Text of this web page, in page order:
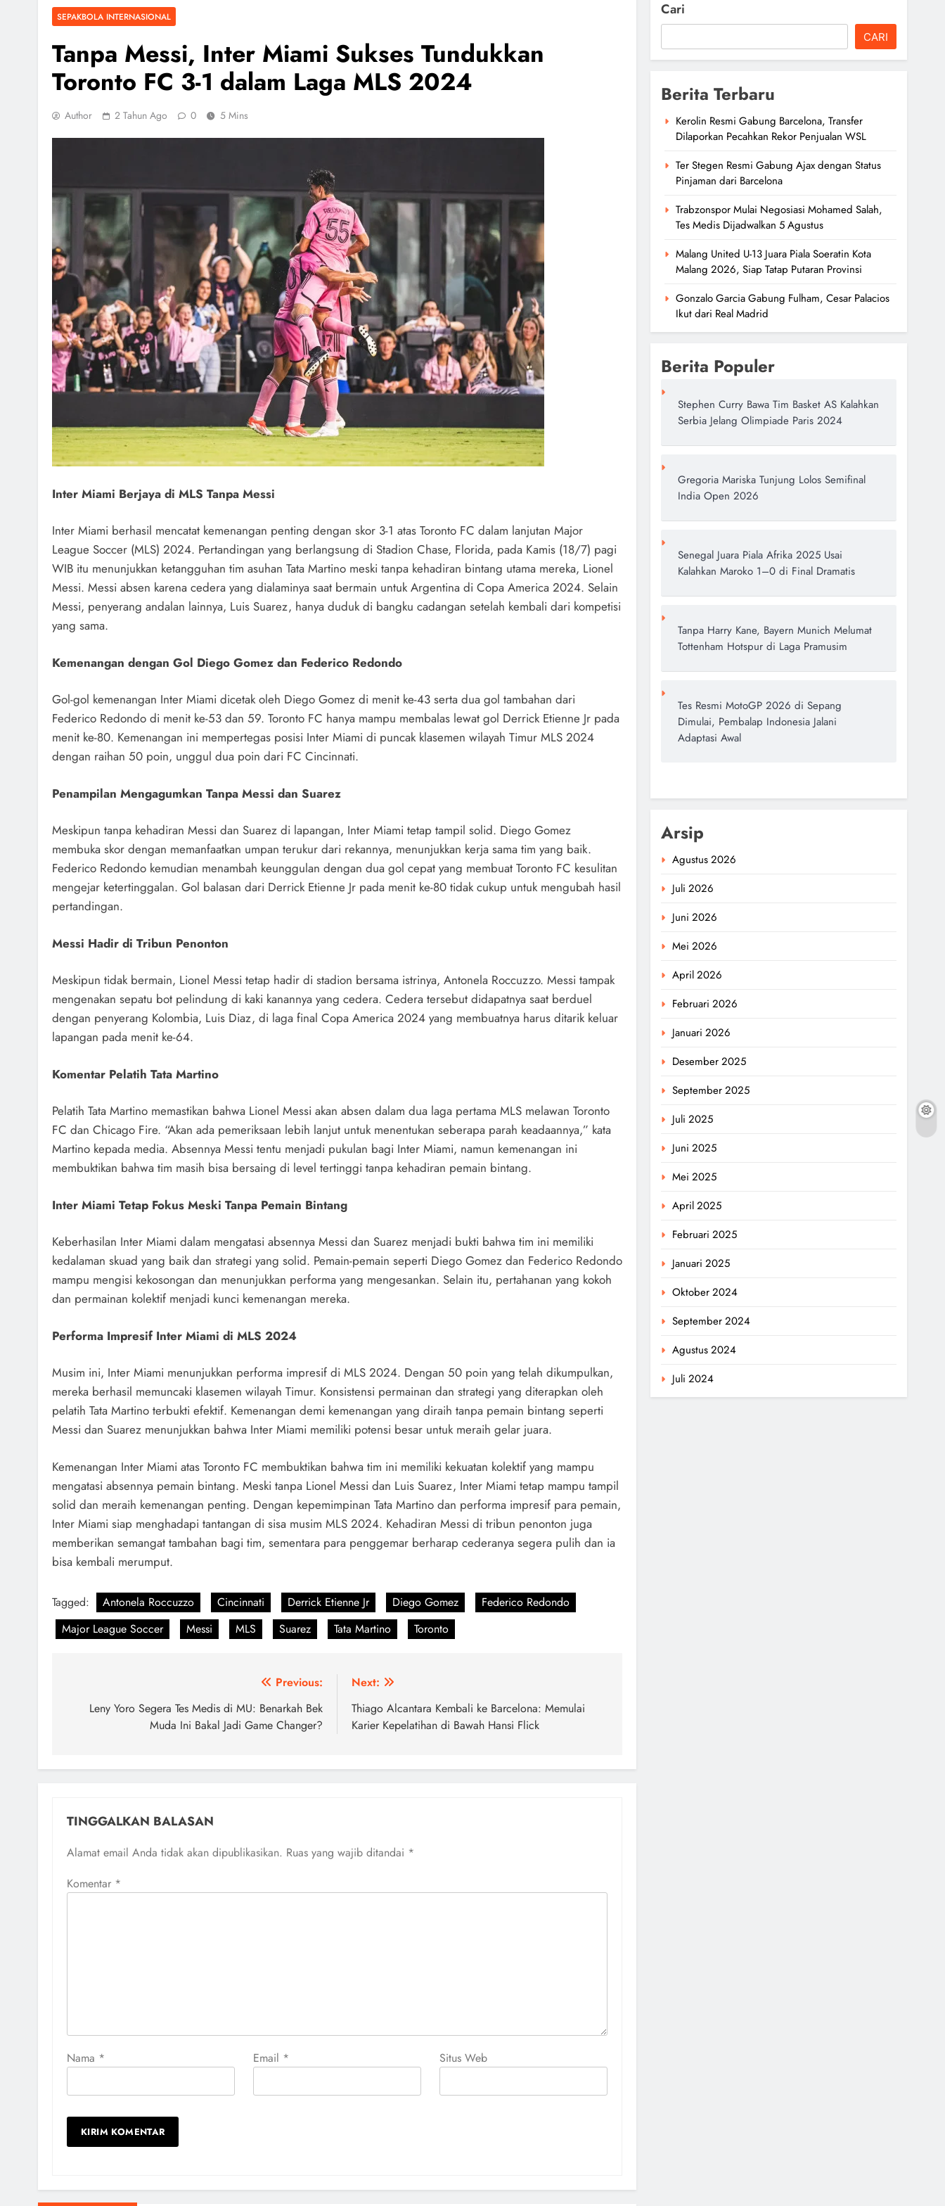
SEPAKBOLA INTERNASIONAL
Tanpa Messi, Inter Miami Sukses Tundukkan
Toronto FC 3-1 dalam Laga MLS 2024
Author 2 Tahun Ago 0 5 Mins
Inter Miami Berjaya di MLS Tanpa Messi
Inter Miami berhasil mencatat kemenangan penting dengan skor 3-1 atas Toronto FC dalam lanjutan Major
League Soccer (MLS) 2024. Pertandingan yang berlangsung di Stadion Chase, Florida, pada Kamis (18/7) pagi
WIB itu menunjukkan ketangguhan tim asuhan Tata Martino meski tanpa kehadiran bintang utama mereka, Lionel
Messi. Messi absen karena cedera yang dialaminya saat bermain untuk Argentina di Copa America 2024. Selain
Messi, penyerang andalan lainnya, Luis Suarez, hanya duduk di bangku cadangan setelah kembali dari kompetisi
yang sama.
Kemenangan dengan Gol Diego Gomez dan Federico Redondo
Gol-gol kemenangan Inter Miami dicetak oleh Diego Gomez di menit ke-43 serta dua gol tambahan dari
Federico Redondo di menit ke-53 dan 59. Toronto FC hanya mampu membalas lewat gol Derrick Etienne Jr pada
menit ke-80. Kemenangan ini mempertegas posisi Inter Miami di puncak klasemen wilayah Timur MLS 2024
dengan raihan 50 poin, unggul dua poin dari FC Cincinnati.
Penampilan Mengagumkan Tanpa Messi dan Suarez
Meskipun tanpa kehadiran Messi dan Suarez di lapangan, Inter Miami tetap tampil solid. Diego Gomez
membuka skor dengan memanfaatkan umpan terukur dari rekannya, menunjukkan kerja sama tim yang baik.
Federico Redondo kemudian menambah keunggulan dengan dua gol cepat yang membuat Toronto FC kesulitan
mengejar ketertinggalan. Gol balasan dari Derrick Etienne Jr pada menit ke-80 tidak cukup untuk mengubah hasil
pertandingan.
Messi Hadir di Tribun Penonton
Meskipun tidak bermain, Lionel Messi tetap hadir di stadion bersama istrinya, Antonela Roccuzzo. Messi tampak
mengenakan sepatu bot pelindung di kaki kanannya yang cedera. Cedera tersebut didapatnya saat berduel
dengan penyerang Kolombia, Luis Diaz, di laga final Copa America 2024 yang membuatnya harus ditarik keluar
lapangan pada menit ke-64.
Komentar Pelatih Tata Martino
Pelatih Tata Martino memastikan bahwa Lionel Messi akan absen dalam dua laga pertama MLS melawan Toronto
FC dan Chicago Fire. “Akan ada pemeriksaan lebih lanjut untuk menentukan seberapa parah keadaannya,” kata
Martino kepada media. Absennya Messi tentu menjadi pukulan bagi Inter Miami, namun kemenangan ini
membuktikan bahwa tim masih bisa bersaing di level tertinggi tanpa kehadiran pemain bintang.
Inter Miami Tetap Fokus Meski Tanpa Pemain Bintang
Keberhasilan Inter Miami dalam mengatasi absennya Messi dan Suarez menjadi bukti bahwa tim ini memiliki
kedalaman skuad yang baik dan strategi yang solid. Pemain-pemain seperti Diego Gomez dan Federico Redondo
mampu mengisi kekosongan dan menunjukkan performa yang mengesankan. Selain itu, pertahanan yang kokoh
dan permainan kolektif menjadi kunci kemenangan mereka.
Performa Impresif Inter Miami di MLS 2024
Musim ini, Inter Miami menunjukkan performa impresif di MLS 2024. Dengan 50 poin yang telah dikumpulkan,
mereka berhasil memuncaki klasemen wilayah Timur. Konsistensi permainan dan strategi yang diterapkan oleh
pelatih Tata Martino terbukti efektif. Kemenangan demi kemenangan yang diraih tanpa pemain bintang seperti
Messi dan Suarez menunjukkan bahwa Inter Miami memiliki potensi besar untuk meraih gelar juara.
Kemenangan Inter Miami atas Toronto FC membuktikan bahwa tim ini memiliki kekuatan kolektif yang mampu
mengatasi absennya pemain bintang. Meski tanpa Lionel Messi dan Luis Suarez, Inter Miami tetap mampu tampil
solid dan meraih kemenangan penting. Dengan kepemimpinan Tata Martino dan performa impresif para pemain,
Inter Miami siap menghadapi tantangan di sisa musim MLS 2024. Kehadiran Messi di tribun penonton juga
memberikan semangat tambahan bagi tim, sementara para penggemar berharap cederanya segera pulih dan ia
bisa kembali merumput.
Tagged: Antonela Roccuzzo Cincinnati Derrick Etienne Jr Diego Gomez
Federico Redondo
Major League Soccer
Messi MLS Suarez Tata Martino Toronto
pos
Previous:
Leny Yoro Segera Tes Medis di MU: Benarkah Bek
Muda Ini Bakal Jadi Game Changer?
Next:
Thiago Alcantara Kembali ke Barcelona: Memulai
Karier Kepelatihan di Bawah Hansi Flick
TINGGALKAN BALASAN
Alamat email Anda tidak akan dipublikasikan. Ruas yang wajib ditandai *
Komentar *
Nama * Email * Situs Web
Cari
CARI
Berita Terbaru
Kerolin Resmi Gabung Barcelona, Transfer
Dilaporkan Pecahkan Rekor Penjualan WSL
Ter Stegen Resmi Gabung Ajax dengan Status
Pinjaman dari Barcelona
Trabzonspor Mulai Negosiasi Mohamed Salah,
Tes Medis Dijadwalkan 5 Agustus
Malang United U-13 Juara Piala Soeratin Kota
Malang 2026, Siap Tatap Putaran Provinsi
Gonzalo Garcia Gabung Fulham, Cesar Palacios
Ikut dari Real Madrid
Berita Populer
Stephen Curry Bawa Tim Basket AS Kalahkan
Serbia Jelang Olimpiade Paris 2024
Gregoria Mariska Tunjung Lolos Semifinal
India Open 2026
Senegal Juara Piala Afrika 2025 Usai
Kalahkan Maroko 1–0 di Final Dramatis
Tanpa Harry Kane, Bayern Munich Melumat
Tottenham Hotspur di Laga Pramusim
Tes Resmi MotoGP 2026 di Sepang
Dimulai, Pembalap Indonesia Jalani
Adaptasi Awal
Arsip
Agustus 2026
Juli 2026
Juni 2026
Mei 2026
April 2026
Februari 2026
Januari 2026
Desember 2025
September 2025
Juli 2025
Juni 2025
Mei 2025
April 2025
Februari 2025
Januari 2025
Oktober 2024
September 2024
Agustus 2024
Juli 2024